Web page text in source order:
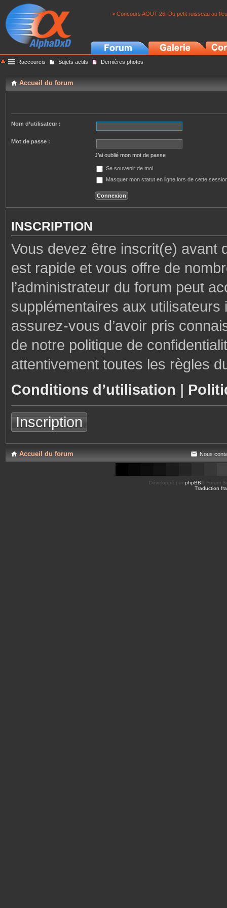
> Concours AOUT 26: Du petit ruisseau au
Raccourcis Sujets actifs Dernières photos
Accueil du forum
Nom d’utilisateur :
Mot de passe :
J’ai oublié mon mot de passe
Se souvenir de moi
Masquer mon statut en ligne lors de cette
INSCRIPTION
Vous devez être inscrit(e) avant
est rapide et vous offre de
l’administrateur du forum peut
supplémentaires aux
assurez-vous d’avoir pris
de notre politique de
attentivement toutes les règles
Conditions d’utilisation |
Inscription
Accueil du forum Nous
Développé par phpBB ® Forum
Traduction